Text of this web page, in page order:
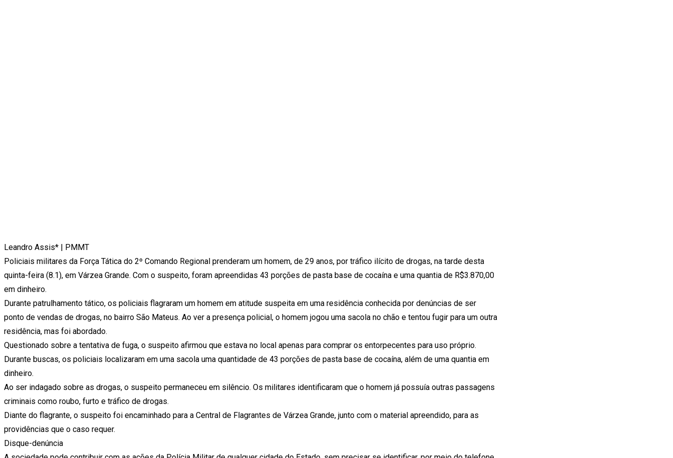
Leandro Assis* | PMMT
Policiais militares da Força Tática do 2º Comando Regional prenderam um homem, de 29 anos, por tráfico ilícito de drogas, na tarde desta
quinta-feira (8.1), em Várzea Grande. Com o suspeito, foram apreendidas 43 porções de pasta base de cocaína e uma quantia de R$3.870,00
em dinheiro.
Durante patrulhamento tático, os policiais flagraram um homem em atitude suspeita em uma residência conhecida por denúncias de ser
ponto de vendas de drogas, no bairro São Mateus. Ao ver a presença policial, o homem jogou uma sacola no chão e tentou fugir para um outra
residência, mas foi abordado.
Questionado sobre a tentativa de fuga, o suspeito afirmou que estava no local apenas para comprar os entorpecentes para uso próprio.
Durante buscas, os policiais localizaram em uma sacola uma quantidade de 43 porções de pasta base de cocaína, além de uma quantia em
dinheiro.
Ao ser indagado sobre as drogas, o suspeito permaneceu em silêncio. Os militares identificaram que o homem já possuía outras passagens
criminais como roubo, furto e tráfico de drogas.
Diante do flagrante, o suspeito foi encaminhado para a Central de Flagrantes de Várzea Grande, junto com o material apreendido, para as
providências que o caso requer.
Disque-denúncia